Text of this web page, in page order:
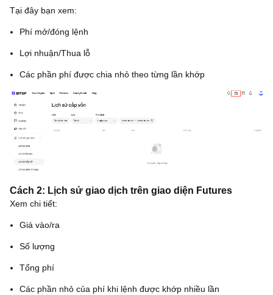
Tại đây bạn xem:
Phí mở/đóng lệnh
Lợi nhuận/Thua lỗ
Các phần phí được chia nhỏ theo từng lần khớp
Cách 2: Lịch sử giao dịch trên giao diện Futures
Xem chi tiết:
Giá vào/ra
Số lượng
Tổng phí
Các phần nhỏ của phí khi lệnh được khớp nhiều lần